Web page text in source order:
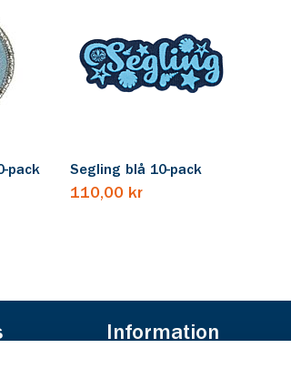
pack Segling blå 10-pack
110,00 kr
Information